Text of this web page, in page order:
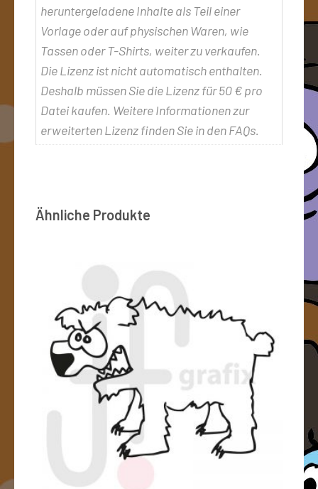
heruntergeladene Inhalte als Teil einer
Vorlage oder auf physischen Waren, wie
Tassen oder T-Shirts, weiter zu verkaufen.
Die Lizenz ist nicht automatisch enthalten.
Deshalb müssen Sie die Lizenz für 50 € pro
Datei kaufen. Weitere Informationen zur
erweiterten Lizenz finden Sie in den FAQs.
Ähnliche Produkte